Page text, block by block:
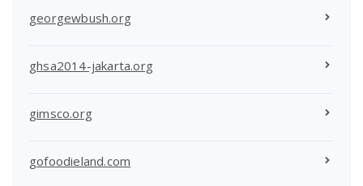
georgewbush.org
ghsa2014-jakarta.org
gimsco.org
gofoodieland.com